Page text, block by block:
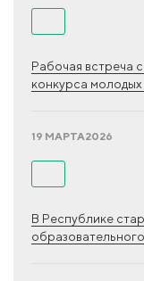
Рабочая встреча
конкурса
19 МАРТА2026
В Республике